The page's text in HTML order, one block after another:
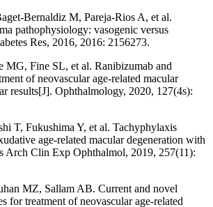
Bernaldiz M, Pareja-Rios A, et al.
pathophysiology: vasogenic versus
Res, 2016, 2016: 2156273.
MG, Fine SL, et al. Ranibizumab and
of neovascular age-related macular
results[J]. Ophthalmology, 2020, 127(4s):
T, Fukushima Y, et al. Tachyphylaxis
age-related macular degeneration with
Arch Clin Exp Ophthalmol, 2019, 257(11):
MZ, Sallam AB. Current and novel
for treatment of neovascular age-related